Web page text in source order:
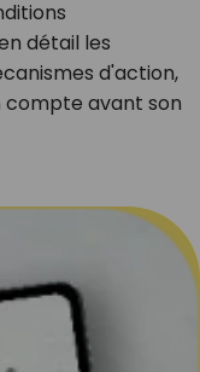
détail les
d'action,
compte avant son